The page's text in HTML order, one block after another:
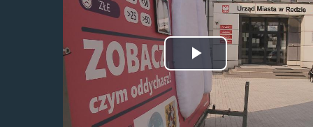
Odtwórz
wideo